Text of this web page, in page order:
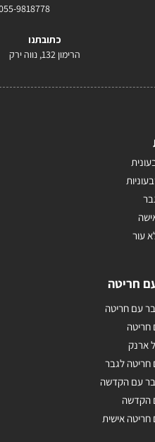
9818778
כתובתנו
הרימון 132, נווה ירק
עור
חריטה
עם חריטה
ארנק
לגבר
עם הקדשה
הקדשה
אישית